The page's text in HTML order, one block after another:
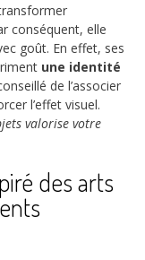
conséquent, elle
goût. En effet, ses
une identité
de l’associer
l’effet visuel.
valorise votre
des arts